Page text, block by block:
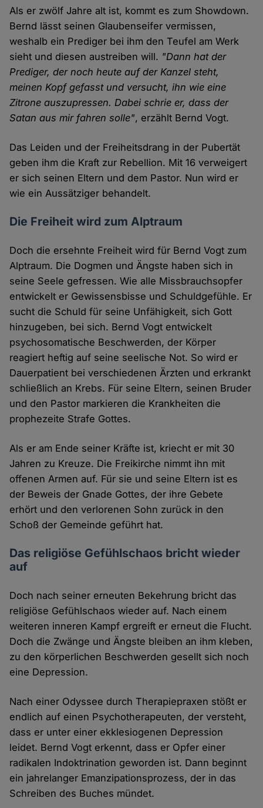
Als er zwölf Jahre alt ist, kommt es zum Showdown.
Bernd lässt seinen Glaubenseifer vermissen,
weshalb ein Prediger bei ihm den Teufel am Werk
sieht und diesen austreiben will. "Dann hat der
Prediger, der noch heute auf der Kanzel steht,
meinen Kopf gefasst und versucht, ihn wie eine
Zitrone auszupressen. Dabei schrie er, dass der
Satan aus mir fahren solle", erzählt Bernd Vogt.
Das Leiden und der Freiheitsdrang in der Pubertät
geben ihm die Kraft zur Rebellion. Mit 16 verweigert
er sich seinen Eltern und dem Pastor. Nun wird er
wie ein Aussätziger behandelt.
Die Freiheit wird zum Alptraum
Doch die ersehnte Freiheit wird für Bernd Vogt zum
Alptraum. Die Dogmen und Ängste haben sich in
seine Seele gefressen. Wie alle Missbrauchsopfer
entwickelt er Gewissensbisse und Schuldgefühle. Er
sucht die Schuld für seine Unfähigkeit, sich Gott
hinzugeben, bei sich. Bernd Vogt entwickelt
psychosomatische Beschwerden, der Körper
reagiert heftig auf seine seelische Not. So wird er
Dauerpatient bei verschiedenen Ärzten und erkrankt
schließlich an Krebs. Für seine Eltern, seinen Bruder
und den Pastor markieren die Krankheiten die
prophezeite Strafe Gottes.
Als er am Ende seiner Kräfte ist, kriecht er mit 30
Jahren zu Kreuze. Die Freikirche nimmt ihn mit
offenen Armen auf. Für sie und seine Eltern ist es
der Beweis der Gnade Gottes, der ihre Gebete
erhört und den verlorenen Sohn zurück in den
Schoß der Gemeinde geführt hat.
Das religiöse Gefühlschaos bricht wieder
auf
Doch nach seiner erneuten Bekehrung bricht das
religiöse Gefühlschaos wieder auf. Nach einem
weiteren inneren Kampf ergreift er erneut die Flucht.
Doch die Zwänge und Ängste bleiben an ihm kleben,
zu den körperlichen Beschwerden gesellt sich noch
eine Depression.
Nach einer Odyssee durch Therapiepraxen stößt er
endlich auf einen Psychotherapeuten, der versteht,
dass er unter einer ekklesiogenen Depression
leidet. Bernd Vogt erkennt, dass er Opfer einer
radikalen Indoktrination geworden ist. Dann beginnt
ein jahrelanger Emanzipationsprozess, der in das
Schreiben des Buches mündet.